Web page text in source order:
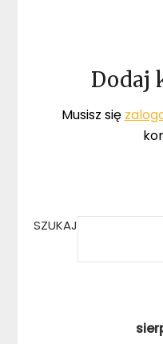
Dodaj
Musisz się
SZUKAJ